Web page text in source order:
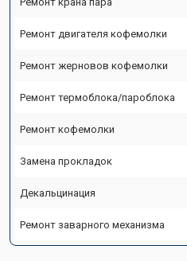
Ремонт двигателя кофемолки
Ремонт жерновов кофемолки
Ремонт термоблока/пароблока
Ремонт кофемолки
Замена прокладок
Декальцинация
Ремонт заварного механизма